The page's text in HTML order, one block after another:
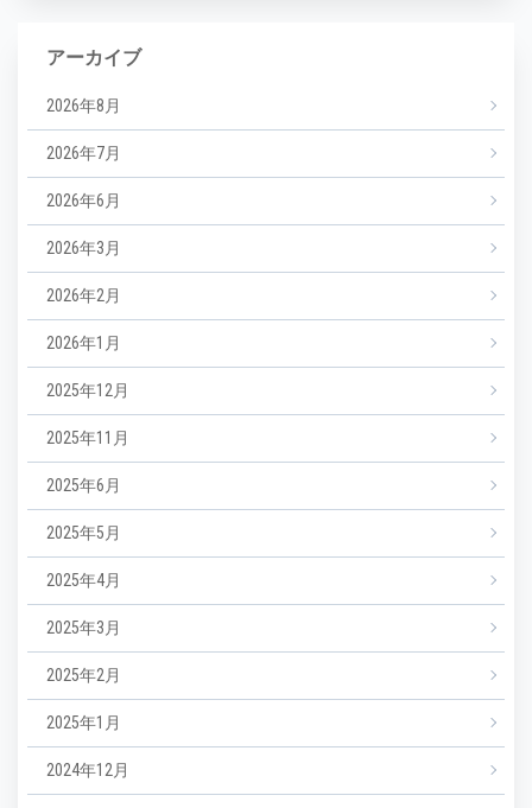
アーカイブ
2026年8月
2026年7月
2026年6月
2026年3月
2026年2月
2026年1月
2025年12月
2025年11月
2025年6月
2025年5月
2025年4月
2025年3月
2025年2月
2025年1月
2024年12月